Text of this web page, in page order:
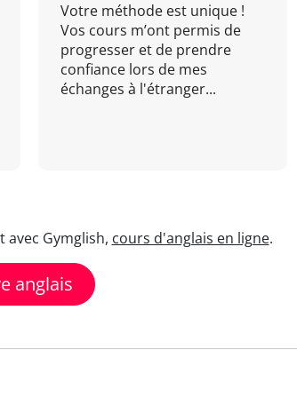
Votre méthode est unique !
Vos cours m’ont permis de
progresser et de prendre
confiance lors de mes
échanges à l'étranger...
Gymglish, cours d'anglais en ligne.
anglais